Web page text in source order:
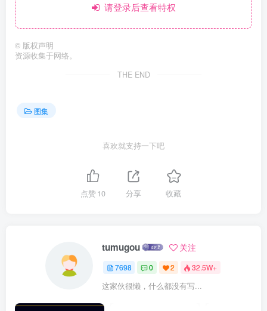
请登录后查看特权
© 版权声明
资源收集于网络。
THE END
图集
喜欢就支持一下吧
点赞10 分享 收藏
tumugou 关注
7698 0 2 32.5W+
这家伙很懒，什么都没有写...